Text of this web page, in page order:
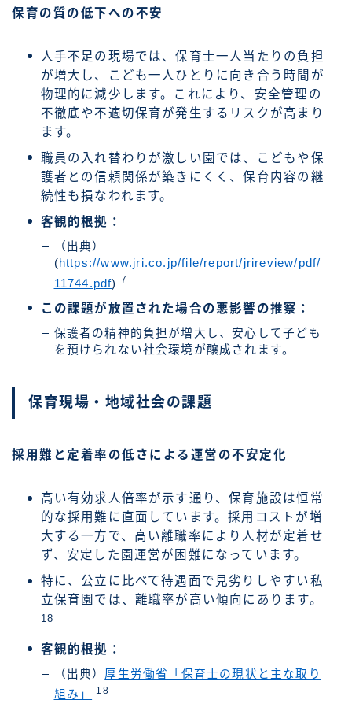
保育の質の低下への不安
人手不足の現場では、保育士一人当たりの負担
が増大し、こども一人ひとりに向き合う時間が
物理的に減少します。これにより、安全管理の
不徹底や不適切保育が発生するリスクが高まり
ます。
職員の入れ替わりが激しい園では、こどもや保
護者との信頼関係が築きにくく、保育内容の継
続性も損なわれます。
客観的根拠：
（出典）
(https://www.jri.co.jp/file/report/jrireview/pdf/
11744.pdf) 7
この課題が放置された場合の悪影響の推察：
保護者の精神的負担が増大し、安心して子ども
を預けられない社会環境が醸成されます。
保育現場・地域社会の課題
採用難と定着率の低さによる運営の不安定化
高い有効求人倍率が示す通り、保育施設は恒常
的な採用難に直面しています。採用コストが増
大する一方で、高い離職率により人材が定着せ
ず、安定した園運営が困難になっています。
特に、公立に比べて待遇面で見劣りしやすい私
立保育園では、離職率が高い傾向にあります。
18
客観的根拠：
（出典） 厚生労働省「保育士の現状と主な取り
組み」
18